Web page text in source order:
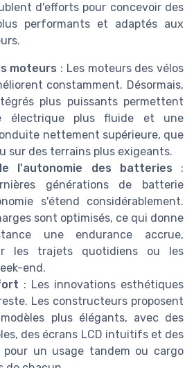
d'efforts pour concevoir des
performants et adaptés aux
moteurs : Les moteurs des vélos
constamment. Désormais,
plus puissants permettent
électrique plus fluide et une
nettement supérieure, que
sur des terrains plus exigeants.
l'autonomie des batteries :
générations de batterie
s'étend considérablement.
sont optimisés, ce qui donne
une endurance accrue,
les trajets quotidiens ou les
end.
: Les innovations esthétiques
Les constructeurs proposent
plus élégants, avec des
des écrans LCD intuitifs et des
pour un usage tandem ou cargo